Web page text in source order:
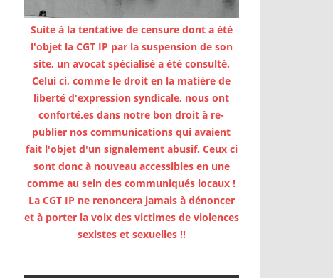
Suite à la tentative de censure dont a été
l'objet la CGT IP par la suspension de son
site, un avocat spécialisé a été consulté.
Celui ci, comme le droit en la matière de
liberté d'expression syndicale, nous ont
conforté.es dans notre bon droit à re-
publier nos communications qui avaient
fait l'objet d'un signalement abusif. Ceux ci
sont donc à nouveau accessibles en une
comme au sein des communiqués locaux !
La CGT IP ne renoncera jamais à dénoncer
et à porter la voix des victimes de violences
sexistes et sexuelles !!